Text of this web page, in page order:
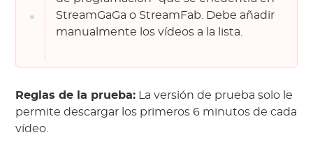
StreamGaGa o StreamFab. Debe añadir
manualmente los vídeos a la lista.
Reglas de la prueba: La versión de prueba solo le
permite descargar los primeros 6 minutos de cada
vídeo.